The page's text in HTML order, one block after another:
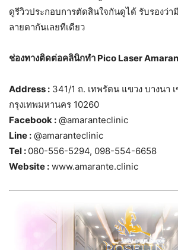
ดูรีวิวประกอบการตัดสินใจกันดูได้ รับรองว่า
ลายตากันเลยทีเดียว
ช่องทางติดต่อคลินิกทำ Pico Laser
Address : 341/1 ถ. เทพรัตน แขวง บางนา
กรุงเทพมหานคร 10260
Facebook : @amaranteclinic
Line : @amaranteclinic
Tel : 080-556-5294, 098-554-6658
Website : www.amarante.clinic